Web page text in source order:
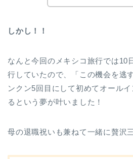
しかし！！
なんと今回のメキシコ旅行では10
行していたので、「この機会を逃
ンクン5回目にして初めてオール
るという夢が叶いました！
母の退職祝いも兼ねて一緒に贅沢